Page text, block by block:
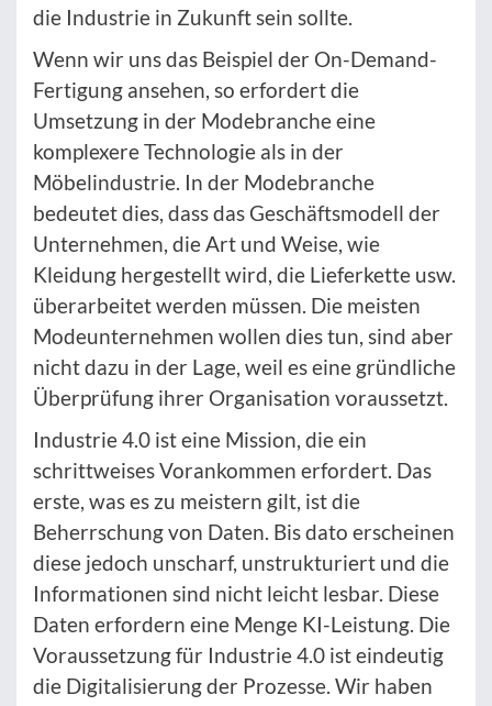
die Industrie in Zukunft sein sollte.
Wenn wir uns das Beispiel der On-Demand-
Fertigung ansehen, so erfordert die
Umsetzung in der Modebranche eine
komplexere Technologie als in der
Möbelindustrie. In der Modebranche
bedeutet dies, dass das Geschäftsmodell der
Unternehmen, die Art und Weise, wie
Kleidung hergestellt wird, die Lieferkette usw.
überarbeitet werden müssen. Die meisten
Modeunternehmen wollen dies tun, sind aber
nicht dazu in der Lage, weil es eine gründliche
Überprüfung ihrer Organisation voraussetzt.
Industrie 4.0 ist eine Mission, die ein
schrittweises Vorankommen erfordert. Das
erste, was es zu meistern gilt, ist die
Beherrschung von Daten. Bis dato erscheinen
diese jedoch unscharf, unstrukturiert und die
Informationen sind nicht leicht lesbar. Diese
Daten erfordern eine Menge KI-Leistung. Die
Voraussetzung für Industrie 4.0 ist eindeutig
die Digitalisierung der Prozesse. Wir haben